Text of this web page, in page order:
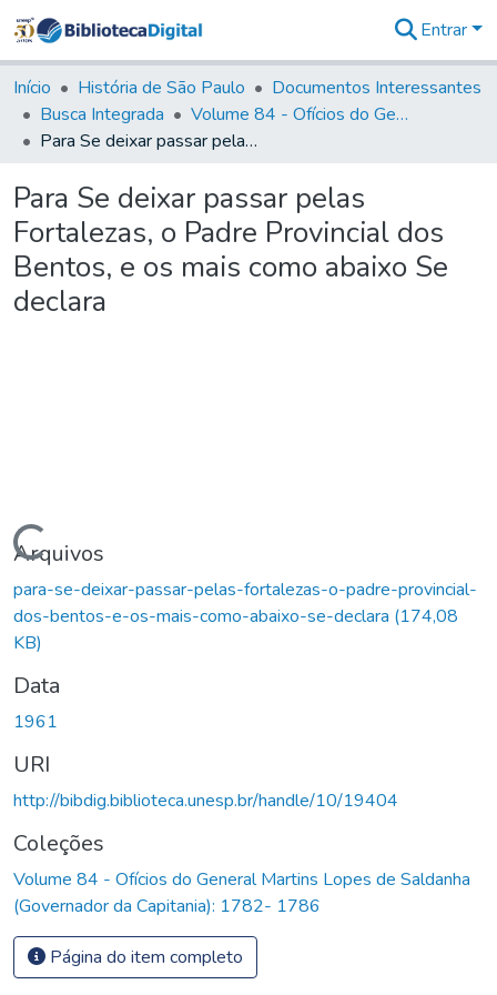
&
Coleções
Tudo na
Biblioteca
Estatísticas
Entrar
Início História de São Paulo
Documentos Interessantes
Busca Integrada
Volume 84 - Ofícios do General Martins Lopes de Saldanha (Governador da Capitania): 1782- 1786
Para Se deixar passar pelas Fortalezas, o Padre Provincial dos Bentos, e os mais como abaixo Se declara
Para Se deixar passar pelas
Fortalezas, o Padre Provincial dos
Bentos, e os mais como abaixo Se
declara
Carregando...
Arquivos
para-se-deixar-passar-pelas-fortalezas-o-padre-provincial-
dos-bentos-e-os-mais-como-abaixo-se-declara (174,08
KB)
Data
1961
URI
http://bibdig.biblioteca.unesp.br/handle/10/19404
Coleções
Volume 84 - Ofícios do General Martins Lopes de Saldanha
(Governador da Capitania): 1782- 1786
Página do item completo